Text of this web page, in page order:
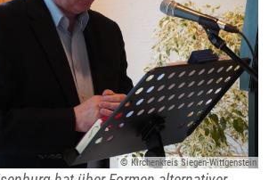
© Kirchenkreis Siegen-Wittgenstein